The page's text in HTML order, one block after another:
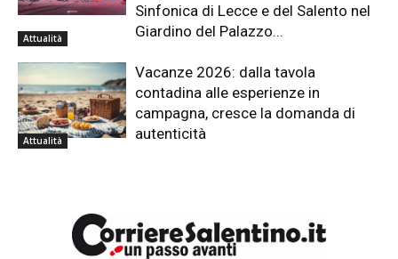
Attualità
Sinfonica di Lecce e del Salento nel
Giardino del Palazzo...
Attualità
Vacanze 2026: dalla tavola
contadina alle esperienze in
campagna, cresce la domanda di
autenticità